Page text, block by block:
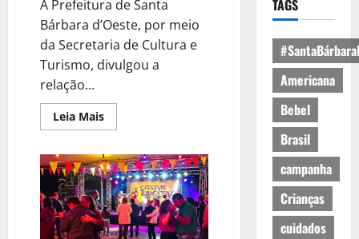
A Prefeitura de Santa
Bárbara d’Oeste, por meio
da Secretaria de Cultura e
Turismo, divulgou a
relação...
Leia Mais
TAGS
Americana
Bebel
Brasil
campanha
Crianças
cuidados